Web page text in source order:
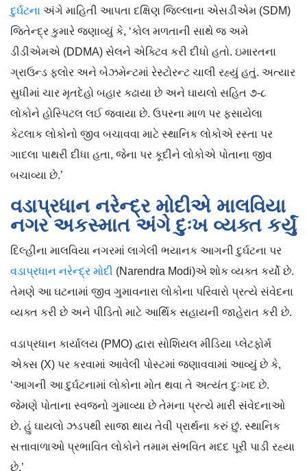
દુર્ઘટના અંગે માહિતી આપતા દક્ષિણ જિલ્લાના એસડીએમ (SDM)
જિતેન્દ્ર કુમારે જણાવ્યું કે, ‘કોલ મળતાની સાથે જ અમે
ડીડીએમએ (DDMA) સેલને એક્ટિવ કરી દીધો હતો. ઇમારતના
ગ્રાઉન્ડ ફ્લોર અને બેઝમેન્ટમાં રેસ્ટોરન્ટ ચાલી રહ્યું હતું. અત્યાર
સુધીમાં ચાર મૃતદેહો બહાર કઢાયા છે અને ઘાયલો સહિત ૭-૮
લોકોને હોસ્પિટલ લઈ જવાયા છે. ઉપરના માળ પર ફસાયેલા
કેટલાક લોકોનો જીવ બચાવવા માટે સ્થાનિક લોકોએ રસ્તા પર
ગાદલા પાથરી દીધા હતા, જેના પર કૂદીને લોકોએ પોતાના જીવ
બચાવ્યા છે.’
વડાપ્રધાન નરેન્દ્ર મોદીએ માલવિયા
નગર અકસ્માત અંગે દુઃખ વ્યક્ત કર્યું
દિલ્હીના માલવિયા નગરમાં લાગેલી ભયાનક આગની દુર્ઘટના પર
વડાપ્રધાન નરેન્દ્ર મોદી (Narendra Modi)એ શોક વ્યક્ત કર્યો છે.
તેમણે આ ઘટનામાં જીવ ગુમાવનારા લોકોના પરિવારો પ્રત્યે સંવેદના
વ્યક્ત કરી છે અને પીડિતો માટે આર્થિક સહાયની જાહેરાત કરી છે.
વડાપ્રધાન કાર્યાલય (PMO) દ્વારા સોશિયલ મીડિયા પ્લેટફોર્મ
એક્સ (X) પર કરવામાં આવેલી પોસ્ટમાં જણાવવામાં આવ્યું છે કે,
‘આગની આ દુર્ઘટનામાં લોકોના મોત થવા તે અત્યંત દુઃખદ છે.
જેમણે પોતાના સ્વજનો ગુમાવ્યા છે તેમના પ્રત્યે મારી સંવેદનાઓ
છે. હું ઘાયલો ઝડપથી સાજા થાય તેવી પ્રાર્થના કરું છું. સ્થાનિક
સત્તાવાળાઓ પ્રભાવિત લોકોને તમામ સંભવિત મદદ પૂરી પાડી રહ્યા
છે.’